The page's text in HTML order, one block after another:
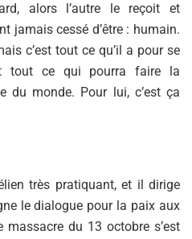
alors l’autre le reçoit et
jamais cessé d’être : humain.
c’est tout ce qu’il a pour se
tout ce qui pourra faire la
du monde. Pour lui, c’est ça
très pratiquant, et il dirige
le dialogue pour la paix aux
massacre du 13 octobre s’est